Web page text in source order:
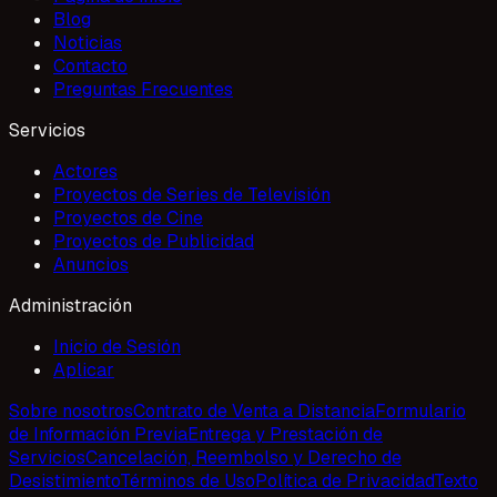
Blog
Noticias
Contacto
Preguntas Frecuentes
Servicios
Actores
Proyectos de Series de Televisión
Proyectos de Cine
Proyectos de Publicidad
Anuncios
Administración
Inicio de Sesión
Aplicar
Sobre nosotrosContrato de Venta a DistanciaFormulario
de Información PreviaEntrega y Prestación de
ServiciosCancelación, Reembolso y Derecho de
DesistimientoTérminos de UsoPolítica de PrivacidadTexto